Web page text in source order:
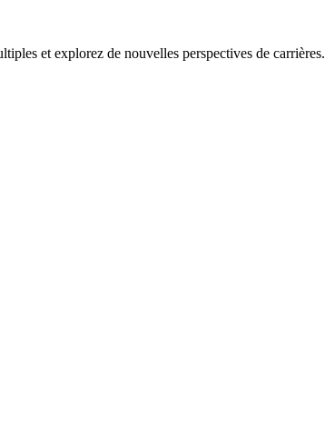
et explorez de nouvelles perspectives de carrières.